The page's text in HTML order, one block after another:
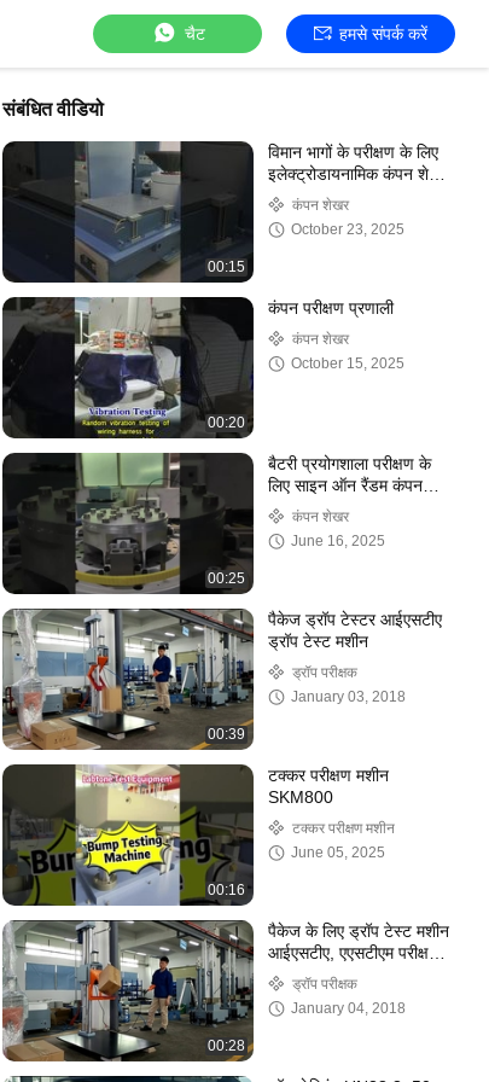
चैट हमसे संपर्क करें
संबंधित वीडियो
00:15
विमान भागों के परीक्षण के लिए
इलेक्ट्रोडायनामिक कंपन शेकर
MIL-STD-810G को पूरा
करता है
कंपन शेखर
October 23, 2025
00:20
कंपन परीक्षण प्रणाली
कंपन शेखर
October 15, 2025
00:25
बैटरी प्रयोगशाला परीक्षण के
लिए साइन ऑन रैंडम कंपन
परीक्षण मशीन
कंपन शेखर
June 16, 2025
00:39
पैकेज ड्रॉप टेस्टर आईएसटीए
ड्रॉप टेस्ट मशीन
ड्रॉप परीक्षक
January 03, 2018
00:16
टक्कर परीक्षण मशीन
SKM800
टक्कर परीक्षण मशीन
June 05, 2025
00:28
पैकेज के लिए ड्रॉप टेस्ट मशीन
आईएसटीए, एएसटीएम परीक्षण
मानकों को पूरा करती है
ड्रॉप परीक्षक
January 04, 2018